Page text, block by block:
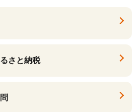
さと納税